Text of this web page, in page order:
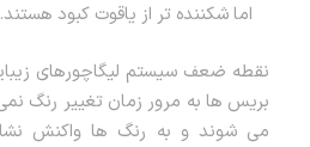
اما شکننده تر از یاقوت کبود هستند.
نقطه ضعف سیستم لیگاچورهای
بریس ها به مرور زمان تغییر رنگ نمی
می شوند و به رنگ ها واکنش